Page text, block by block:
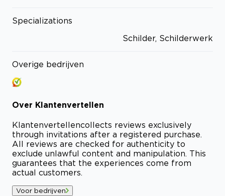
Specializations
Schilder, Schilderwerk
Overige bedrijven
Over Klantenvertellen
Klantenvertellencollects reviews exclusively
through invitations after a registered purchase.
All reviews are checked for authenticity to
exclude unlawful content and manipulation. This
guarantees that the experiences come from
actual customers.
Voor bedrijven